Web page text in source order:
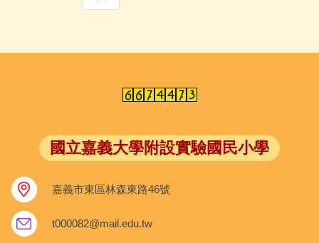
國立嘉義大學附設實驗國民小學
嘉義市東區林森東路46號
t000082@mail.edu.tw